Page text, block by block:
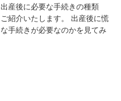
産後に必要な手続きの種類
紹介いたします。 出産後に慌
手続きが必要なのかを見てみ